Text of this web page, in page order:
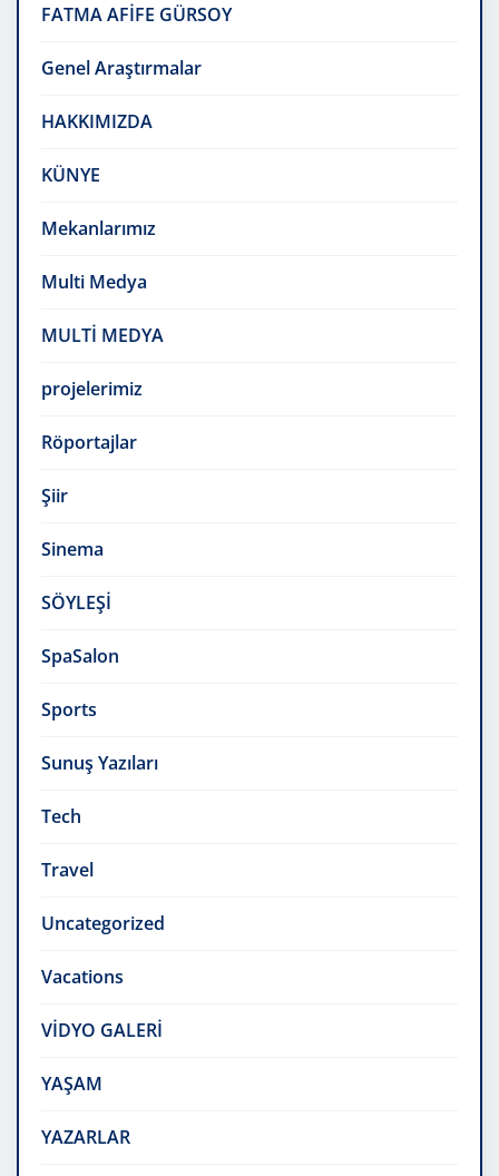
FATMA AFİFE GÜRSOY
Genel Araştırmalar
HAKKIMIZDA
KÜNYE
Mekanlarımız
Multi Medya
MULTİ MEDYA
projelerimiz
Röportajlar
Şiir
Sinema
SÖYLEŞİ
SpaSalon
Sports
Sunuş Yazıları
Tech
Travel
Uncategorized
Vacations
VİDYO GALERİ
YAŞAM
YAZARLAR